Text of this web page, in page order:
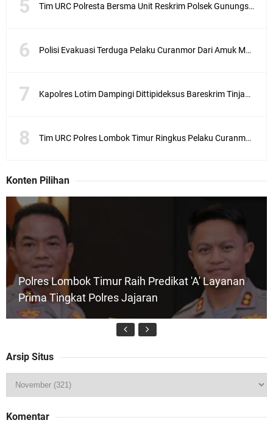
Tim URC Polresta Bersma Unit Reskrim Polsek Gunungsari Tangkap Pelaku Curanmor
Polisi Evakuasi Terduga Pelaku Curanmor Dari Amuk Masa
Kapolres Lotim Dampingi Dittipideksus Bareskrim Tinjau Sentra Bawah Putih Sembalun
Tim URC Polres Lombok Timur Ringkus Pelaku Curanmor Bersana BB
Konten Pilihan
Polres Lombok Timur Raih Predikat 'A' Layanan
Prima Tingkat Polres Jajaran
Wilayah Lombok Tengah
Arsip Situs
Komentar